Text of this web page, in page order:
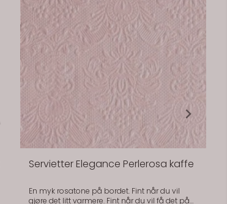
Servietter Elegance Perlerosa kaffe
En myk rosatone på bordet. Fint når du vil
gjøre det litt varmere. Fint når du vil få det på